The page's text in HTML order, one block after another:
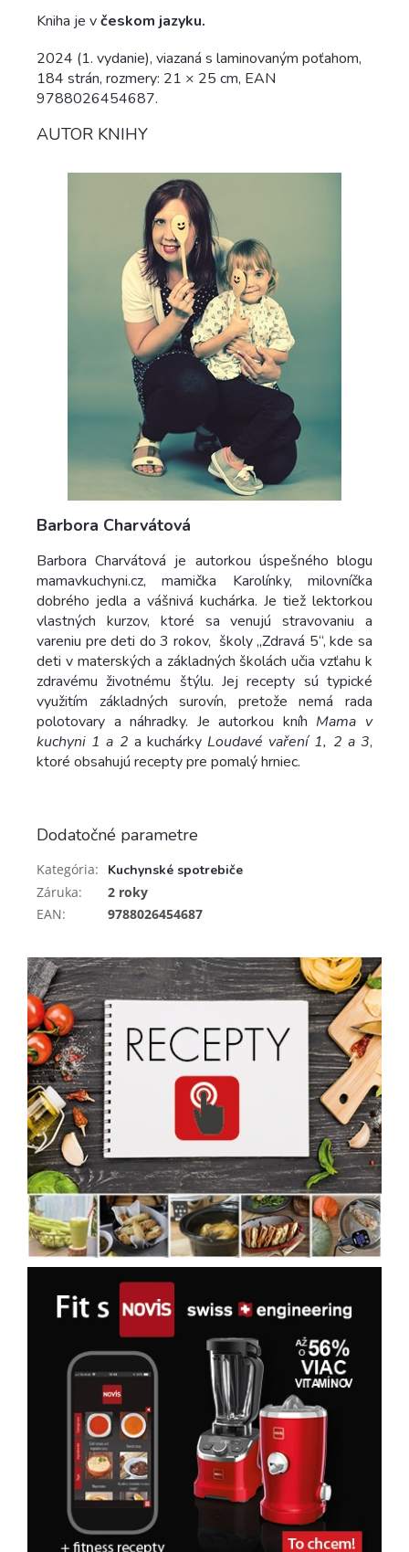
Kniha je včeskom jazyku.
2024 (1. vydanie), viazaná s laminovaným poťahom,
184 strán, rozmery: 21 × 25 cm, EAN
9788026454687.
AUTOR KNIHY
Barbora Charvátová
Barbora Charvátová je autorkou úspešného blogu
mamavkuchyni.cz, mamička Karolínky, milovníčka
dobrého jedla a vášnivá kuchárka. Je tiež lektorkou
vlastných kurzov, ktoré sa venujú stravovaniu a
vareniu pre deti do 3 rokov, školy „Zdravá 5“, kde sa
deti v materských a základných školách učia vzťahu k
zdravému životnému štýlu. Jej recepty sú typické
využitím základných surovín, pretože nemá rada
polotovary a náhradky. Je autorkou kníh Mama v
kuchyni 1 a 2 a kuchárky Loudavé vaření 1, 2 a 3,
ktoré obsahujú recepty pre pomalý hrniec.
Dodatočné parametre
Kategória:
Kuchynské spotrebiče
Záruka:
2 roky
EAN: 9788026454687